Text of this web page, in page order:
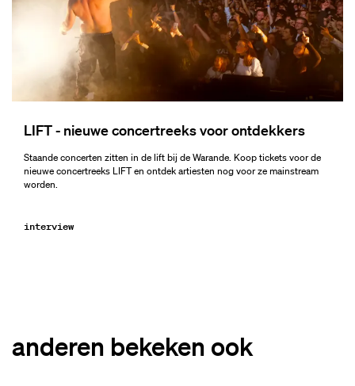
LIFT - nieuwe concertreeks voor ontdekkers
Staande concerten zitten in de lift bij de Warande. Koop tickets voor de
nieuwe concertreeks LIFT en ontdek artiesten nog voor ze mainstream
worden.
interview
anderen bekeken ook